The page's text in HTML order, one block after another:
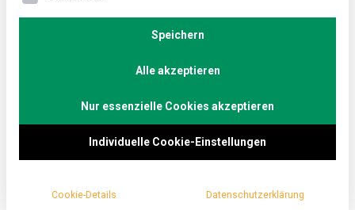
–
Bratkartoffeln – Grüne Soße gehört zu den
kulinarischen Highlights der Mainmetropole. Wie
geschützten geografischen Angabe sind, erfährt
der Grüne-Soße-Königin.
Speichern
Alle akzeptieren
Nur essenzielle Cookies akzeptieren
Individuelle Cookie-Einstellungen
Cookie-Details Datenschutzerklärung